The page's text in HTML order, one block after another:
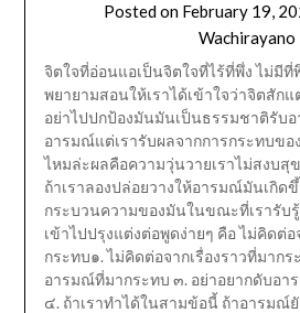
Posted on February 19,
Wachirayano
จิตใจที่อ่อนแอเป็นจิตใจที่ไร้ที่พึ่ง ไม่มีที่
พยายามสอนให้เราได้เข้าใจว่าจิตสัก
อย่าไปปกป้องมันมันเป็นธรรมชาติรับ
อารมณ์แต่เรารับผลจากการกระทบข
ไหมล่ะผลคือความวุ่นวายเราไม่สงบสุ
ถ้าเราลองปล่อยวางให้อารมณ์มันเกิด
กระบวนความของมันในขณะที่เรารับ
เข้าไปปรุงแต่งต่อพูดง่ายๆ คือ ไม่คิดต่
กระทบ๑. ไม่คิดต่อจากเรื่องราวที่มากร
อารมณ์ที่มากระทบ ๓. อย่าอยากดับอา
๔. ถ้าเราทำได้ในสามข้อนี้ ถ้าอารมณ์